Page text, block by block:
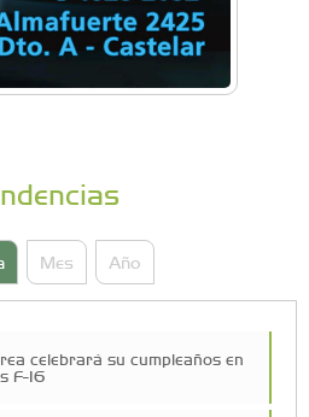
Mes Año
celebrará su cumpleaños en
F-16